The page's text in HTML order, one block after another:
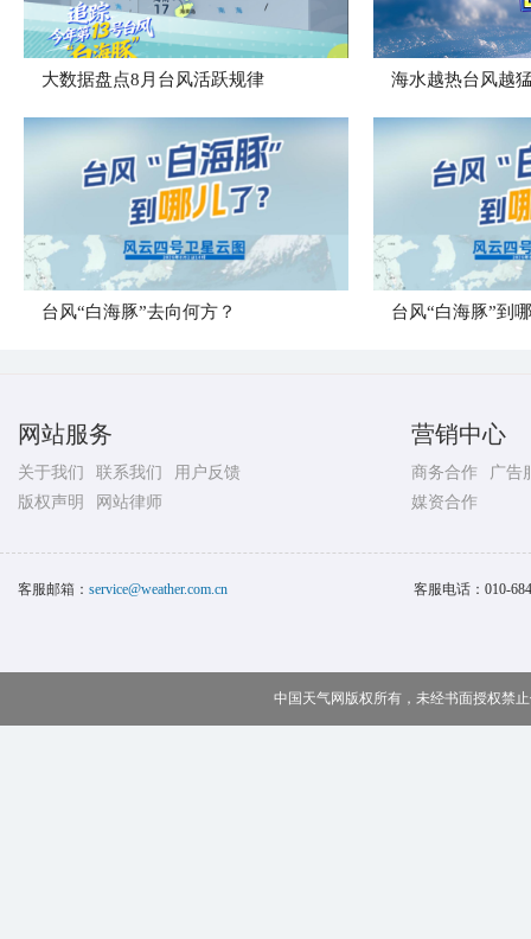
大数据盘点8月台风活跃规律 海水越热台风越
台风“白海豚”去向何方？ 台风“白海豚”到
网站服务
关于我们 联系我们
用户反馈
版权声明
网站律师
营销中心
商务合作
广告
媒资合作
客服邮箱： service@weather.com.cn 客服电话： 010-
中国天气网版权所有，未经书面授权